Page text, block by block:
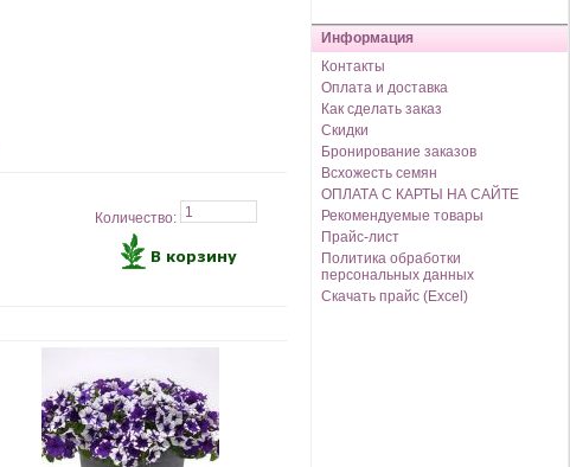
Количество:
Информация
Контакты
Оплата и доставка
Как сделать заказ
Скидки
Бронирование заказов
Всхожесть семян
ОПЛАТА С КАРТЫ НА САЙТЕ
Рекомендуемые товары
Прайс-лист
Политика обработки
персональных данных
Скачать прайс (Excel)